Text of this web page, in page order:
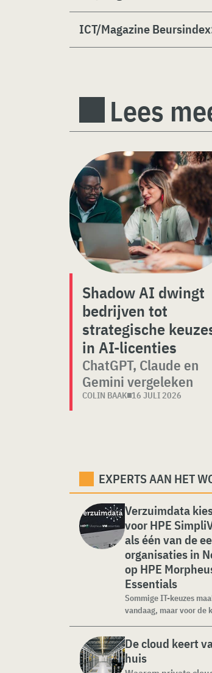
ICT/Magazine
Lees
Shadow AI dwingt
bedrijven tot
strategische
in AI-licenties
ChatGPT, Claude en
Gemini vergeleken
COLIN BAAK 16 JULI 2026
EXPERTS AAN HET
Verzuimdata
voor HPE
als één van de
organisaties in
op HPE
Essentials
Sommige IT-keuzes
vandaag, maar voor de
De cloud keert
huis